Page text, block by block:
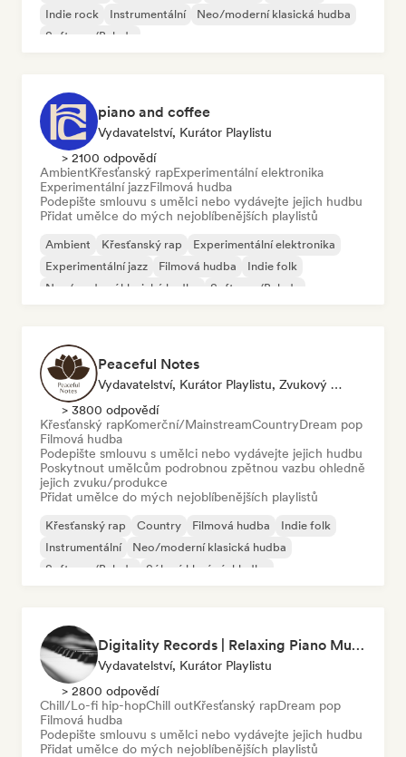
Indie rock
Instrumentální
Neo/moderní klasická hudba
Soft pop/Balada
piano and coffee
Vydavatelství, Kurátor Playlistu
> 2100 odpovědí
AmbientKřesťanský rapExperimentální elektronika
Experimentální jazzFilmová hudba
Podepište smlouvu s umělci nebo vydávejte jejich hudbu
Přidat umělce do mých nejoblíbenějších playlistů
Ambient Křesťanský rap
Experimentální elektronika
Experimentální jazz
Filmová hudba
Indie folk
Neo/moderní klasická hudba
Soft pop/Balada
Peaceful Notes
Vydavatelství, Kurátor Playlistu, Zvukový Expert
> 3800 odpovědí
Křesťanský rapKomerční/MainstreamCountryDream pop
Filmová hudba
Podepište smlouvu s umělci nebo vydávejte jejich hudbu
Poskytnout umělcům podrobnou zpětnou vazbu ohledně
jejich zvuku/produkce
Přidat umělce do mých nejoblíbenějších playlistů
Křesťanský rap Country Filmová hudba
Indie folk
Instrumentální
Neo/moderní klasická hudba
Soft pop/Balada
Sólové klavírní skladby
Digitality Records | Relaxing Piano Music
Vydavatelství, Kurátor Playlistu
> 2800 odpovědí
Chill/Lo-fi hip-hopChill outKřesťanský rapDream pop
Filmová hudba
Podepište smlouvu s umělci nebo vydávejte jejich hudbu
Přidat umělce do mých nejoblíbenějších playlistů